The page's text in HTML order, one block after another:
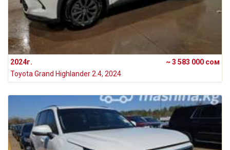
2024г.
~ 3 583 000 сом
Toyota Grand Highlander 2.4, 2024